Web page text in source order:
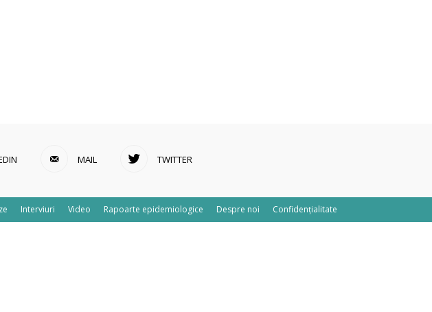
MAIL TWITTER
Interviuri Video Rapoarte epidemiologice Despre noi Confidențialitate